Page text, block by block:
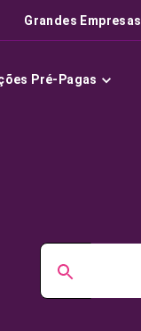
Grandes Empresas
Pré-Pagas